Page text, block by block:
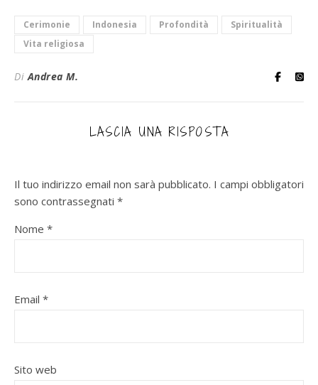
Cerimonie Indonesia Profondità
Spiritualità
Vita religiosa
DiAndrea M.
LASCIA UNA RISPOSTA
Il tuo indirizzo email non sarà pubblicato. I campi obbligatori
sono contrassegnati *
Nome *
Email *
Sito web